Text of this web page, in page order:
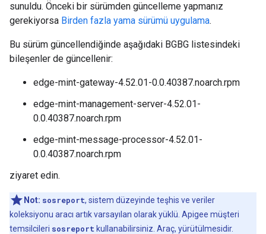
sunuldu. Önceki bir sürümden güncelleme yapmanız
gerekiyorsa Birden fazla yama sürümü uygulama.
Bu sürüm güncellendiğinde aşağıdaki BGBG listesindeki
bileşenler de güncellenir:
edge-mint-gateway-4.52.01-0.0.40387.noarch.rpm
edge-mint-management-server-4.52.01-
0.0.40387.noarch.rpm
edge-mint-message-processor-4.52.01-
0.0.40387.noarch.rpm
ziyaret edin.
Not: sosreport, sistem düzeyinde teşhis ve veriler
koleksiyonu aracı artık varsayılan olarak yüklü. Apigee müşteri
temsilcileri sosreport kullanabilirsiniz. Araç, yürütülmesidir.